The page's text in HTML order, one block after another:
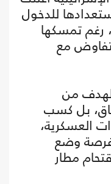
للدخول
رغم تمسكها
مع
من
بل كسب
العسكرية،
فرصة وضع
مطار